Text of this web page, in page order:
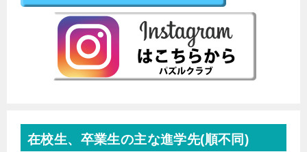
在校生、卒業生の主な進学先(順不同)